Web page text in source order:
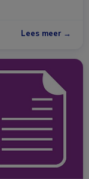
Lees meer →